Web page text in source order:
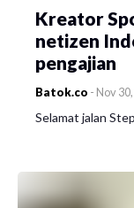
Kreator
netizen
pengajian
Batok.co - Nov
Selamat jalan